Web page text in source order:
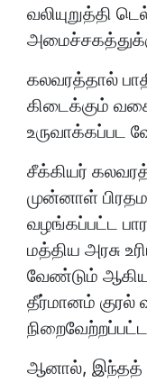
வலியுறுத்தி
கலவரத்தால்
கிடைக்கும்
உருவாக்கப்பட
சீக்கியர்
முன்னாள்
வழங்கப்பட்ட
மத்திய அரசு
வேண்டும்
தீர்மானம் குரல்
ஆனால், இந்தத்